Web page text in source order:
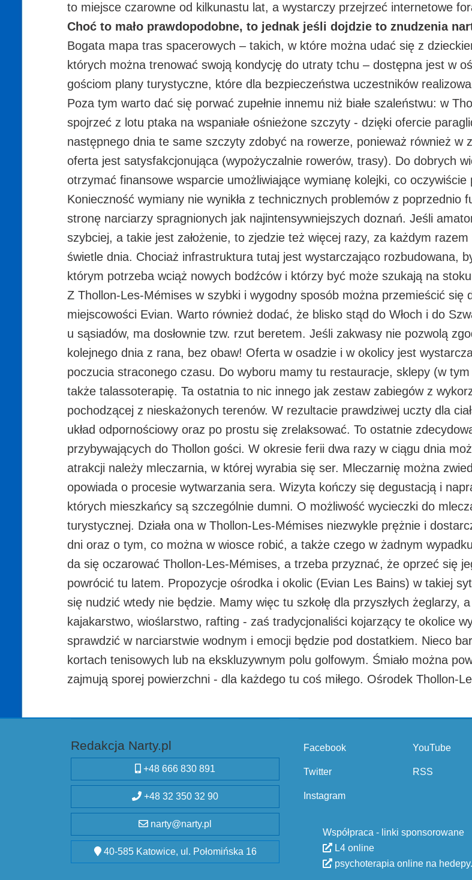
to miejsce czarowne od kilkunastu lat, a wystarczy przejrzeć internetowe
Choć to mało prawdopodobne, to jednak jeśli dojdzie to znudzenia
Bogata mapa tras spacerowych – takich, w które można udać się z
których można trenować swoją kondycję do utraty tchu – dostępna jest w
gościom plany turystyczne, które dla bezpieczeństwa uczestników
Poza tym warto dać się porwać zupełnie innemu niż białe szaleństwu: w
spojrzeć z lotu ptaka na wspaniałe ośnieżone szczyty - dzięki ofercie
następnego dnia te same szczyty zdobyć na rowerze, ponieważ również w
oferta jest satysfakcjonująca (wypożyczalnie rowerów, trasy). Do dobrych
otrzymać finansowe wsparcie umożliwiające wymianę kolejki, co
Konieczność wymiany nie wynikła z technicznych problemów z
stronę narciarzy spragnionych jak najintensywniejszych doznań. Jeśli
szybciej, a takie jest założenie, to zjedzie też więcej razy, za każdym
świetle dnia. Chociaż infrastruktura tutaj jest wystarczająco rozbudowana,
którym potrzeba wciąż nowych bodźców i którzy być może szukają na
Z Thollon-Les-Mémises w szybki i wygodny sposób można przemieścić się
miejscowości Evian. Warto również dodać, że blisko stąd do Włoch i do
u sąsiadów, ma dosłownie tzw. rzut beretem. Jeśli zakwasy nie pozwolą
kolejnego dnia z rana, bez obaw! Oferta w osadzie i w okolicy jest
poczucia straconego czasu. Do wyboru mamy tu restauracje, sklepy (w
także talassoterapię. Ta ostatnia to nic innego jak zestaw zabiegów z
pochodzącej z nieskażonych terenów. W rezultacie prawdziwej uczty dla
układ odpornościowy oraz po prostu się zrelaksować. To ostatnie
przybywających do Thollon gości. W okresie ferii dwa razy w ciągu dnia
atrakcji należy mleczarnia, w której wyrabia się ser. Mleczarnię można
opowiada o procesie wytwarzania sera. Wizyta kończy się degustacją i
których mieszkańcy są szczególnie dumni. O możliwość wycieczki do
turystycznej. Działa ona w Thollon-Les-Mémises niezwykle prężnie i
dni oraz o tym, co można w wiosce robić, a także czego w żadnym
da się oczarować Thollon-Les-Mémises, a trzeba przyznać, że oprzeć się
powrócić tu latem. Propozycje ośrodka i okolic (Evian Les Bains) w takiej
się nudzić wtedy nie będzie. Mamy więc tu szkołę dla przyszłych żeglarzy,
kajakarstwo, wioślarstwo, rafting - zaś tradycjonaliści kojarzący te okolice
sprawdzić w narciarstwie wodnym i emocji będzie pod dostatkiem. Nieco
kortach tenisowych lub na ekskluzywnym polu golfowym. Śmiało można
zajmują sporej powierzchni - dla każdego tu coś miłego. Ośrodek Thollon-
Redakcja Narty.pl
+48 666 830 891
+48 32 350 32 90
narty@narty.pl
40-585 Katowice, ul. Połomińska 16
Facebook
Twitter
Instagram
YouTube
RSS
Współpraca - linki sponsorowane
L4 online
psychoterapia online na